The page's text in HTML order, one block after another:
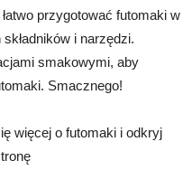
przygotować futomaki w
i narzędzi.
smakowymi, aby
Smacznego!
więcej o futomaki i odkryj